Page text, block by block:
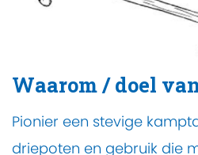
Waarom / doel
Pionier een stevige
driepoten en gebruik die